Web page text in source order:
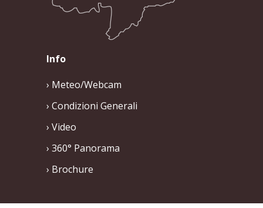
Info
Meteo/Webcam
Condizioni Generali
Video
360° Panorama
Brochure